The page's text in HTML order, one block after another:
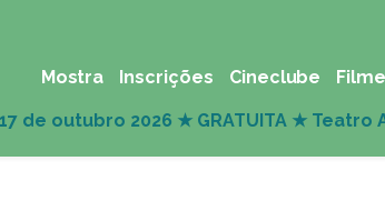
Mostra Inscrições Cineclube